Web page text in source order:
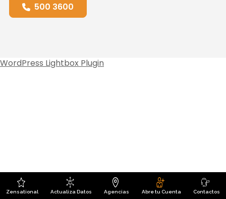
500 3600
Zensational Actualiza Datos Agencias Abre tu Cuenta Contactos
WordPress Lightbox Plugin